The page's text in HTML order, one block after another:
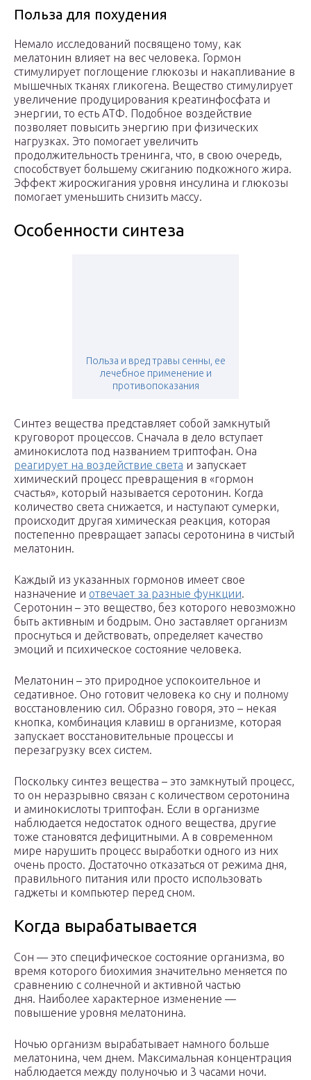
Польза для похудения
Немало исследований посвящено тому, как
мелатонин влияет на вес человека. Гормон
стимулирует поглощение глюкозы и накапливание в
мышечных тканях гликогена. Вещество стимулирует
увеличение продуцирования креатинфосфата и
энергии, то есть АТФ. Подобное воздействие
позволяет повысить энергию при физических
нагрузках. Это помогает увеличить
продолжительность тренинга, что, в свою очередь,
способствует большему сжиганию подкожного жира.
Эффект жиросжигания уровня инсулина и глюкозы
помогает уменьшить снизить массу.
Особенности синтеза
Польза и вред травы сенны, ее
лечебное применение и
противопоказания
Синтез вещества представляет собой замкнутый
круговорот процессов. Сначала в дело вступает
аминокислота под названием триптофан. Она
реагирует на воздействие света и запускает
химический процесс превращения в «гормон
счастья», который называется серотонин. Когда
количество света снижается, и наступают сумерки,
происходит другая химическая реакция, которая
постепенно превращает запасы серотонина в чистый
мелатонин.
Каждый из указанных гормонов имеет свое
назначение и отвечает за разные функции.
Серотонин – это вещество, без которого невозможно
быть активным и бодрым. Оно заставляет организм
проснуться и действовать, определяет качество
эмоций и психическое состояние человека.
Мелатонин – это природное успокоительное и
седативное. Оно готовит человека ко сну и полному
восстановлению сил. Образно говоря, это – некая
кнопка, комбинация клавиш в организме, которая
запускает восстановительные процессы и
перезагрузку всех систем.
Поскольку синтез вещества – это замкнутый процесс,
то он неразрывно связан с количеством серотонина
и аминокислоты триптофан. Если в организме
наблюдается недостаток одного вещества, другие
тоже становятся дефицитными. А в современном
мире нарушить процесс выработки одного из них
очень просто. Достаточно отказаться от режима дня,
правильного питания или просто использовать
гаджеты и компьютер перед сном.
Когда вырабатывается
Сон — это специфическое состояние организма, во
время которого биохимия значительно меняется по
сравнению с солнечной и активной частью
дня. Наиболее характерное изменение —
повышение уровня мелатонина.
Ночью организм вырабатывает намного больше
мелатонина, чем днем. Максимальная концентрация
наблюдается между полуночью и 3 часами ночи.